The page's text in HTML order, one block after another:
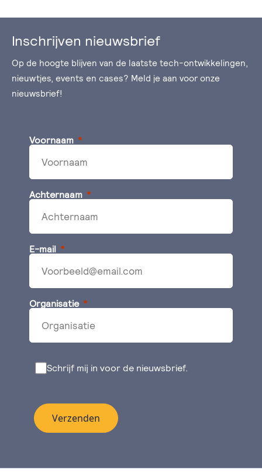
Inschrijven nieuwsbrief
Op de hoogte blijven van de laatste tech-ontwikkelingen,
nieuwtjes, events en cases? Meld je aan voor onze
nieuwsbrief!
Voornaam
Achternaam
E-mail
Organisatie
Schrijf mij in voor de nieuwsbrief.
Verzenden